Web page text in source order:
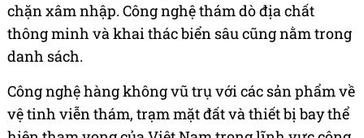
chặn xâm nhập. Công nghệ thám dò địa chất
thông minh và khai thác biển sâu cũng nằm trong
danh sách.
Công nghệ hàng không vũ trụ với các sản phẩm về
vệ tinh viễn thám, trạm mặt đất và thiết bị bay thể